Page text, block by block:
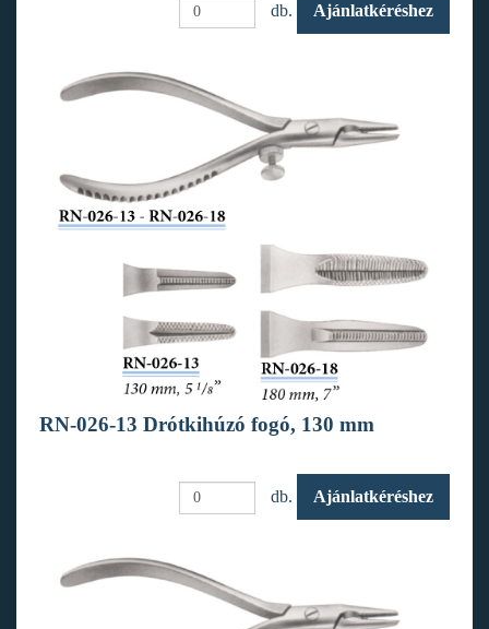
db. Ajánlatkéréshez
RN-026-13 Drótkihúzó fogó, 130 mm
db. Ajánlatkéréshez